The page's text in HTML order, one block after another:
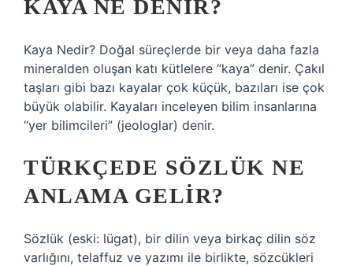
KAYA NE DENIR?
Kaya Nedir? Doğal süreçlerde bir veya daha fazla
mineralden oluşan katı kütlelere “kaya” denir. Çakıl
taşları gibi bazı kayalar çok küçük, bazıları ise çok
büyük olabilir. Kayaları inceleyen bilim insanlarına
“yer bilimcileri” (jeologlar) denir.
TÜRKÇEDE SÖZLÜK NE
ANLAMA GELIR?
Sözlük (eski: lügat), bir dilin veya birkaç dilin söz
varlığını, telaffuz ve yazımı ile birlikte, sözcükleri